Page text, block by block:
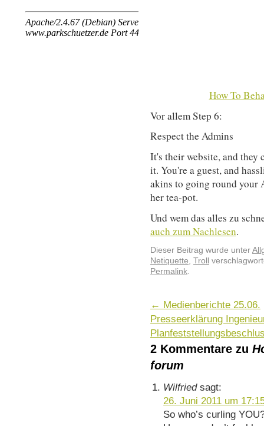
How To
Vor allem Step 6:
Respect the Admins
It's their website, and they
it. You're a guest, and
akins to going round your
her tea-pot.
Und wem das alles zu
auch zum Nachlesen.
Dieser Beitrag wurde unter
Netiquette Troll
Permalink
← Medienberichte 25.06.
Presseerklärung
2 Kommentare zu
forum
Wilfried sagt:
26. Juni 2011 um
So who’s curling